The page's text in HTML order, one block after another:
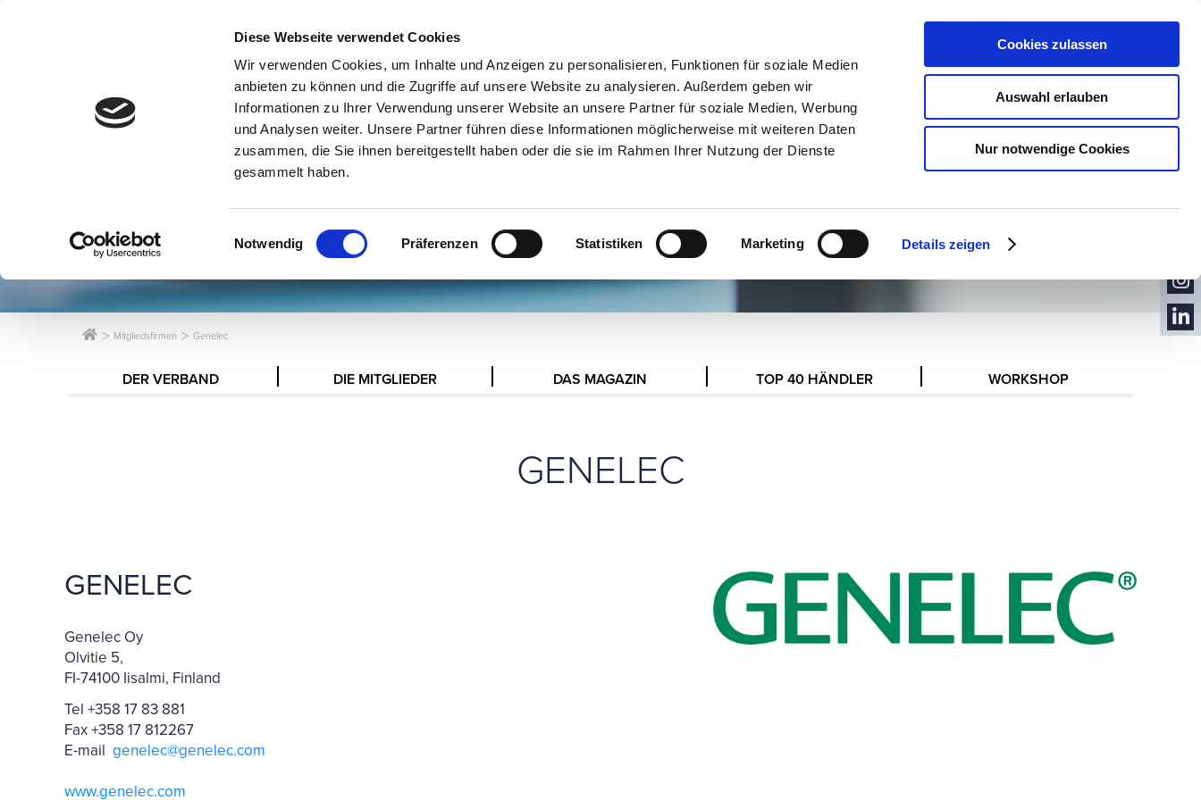
Diese Webseite verwendet Cookies
Wir verwenden Cookies, um Inhalte und Anzeigen zu personalisieren, Funktionen für soziale Medien
anbieten zu können und die Zugriffe auf unsere Website zu analysieren. Außerdem geben wir
Informationen zu Ihrer Verwendung unserer Website an unsere Partner für soziale Medien, Werbung
und Analysen weiter. Unsere Partner führen diese Informationen möglicherweise mit weiteren Daten
zusammen, die Sie ihnen bereitgestellt haben oder die sie im Rahmen Ihrer Nutzung der Dienste
gesammelt haben.
Einwilligungsauswahl
Notwendig Präferenzen Statistiken Marketing Details zeigen
Cookies zulassen
Auswahl erlauben
Nur notwendige Cookies
NEWS
Mitgliedsfirmen Genelec
DER VERBAND DIE MITGLIEDER DAS MAGAZIN TOP 40 HÄNDLER WORKSHOP
GENELEC
GENELEC
Genelec Oy
Olvitie 5,
FI-74100 Iisalmi, Finland
Tel +358 17 83 881
Fax +358 17 812267
E-mail genelec@genelec.com
www.genelec.com
EFACE
BOO
K
INST
AGR